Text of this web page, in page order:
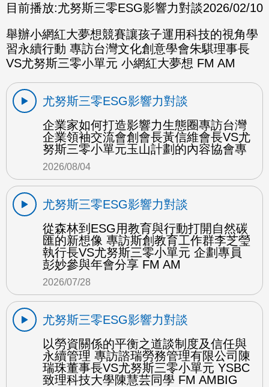
目前播放:尤努斯三零ESG影響力對談2026/02/10
舉辦小網紅大夢想競賽讓孩子運用科技的視角學
習永續行動 專訪台灣文化創意學會朱騏理事長
VS尤努斯三零小單元 小網紅大夢想 FM AM
尤努斯三零ESG影響力對談
企業家如何打造影響力生態圈專訪台灣
企業領袖交流會創會長黃信維會長VS尤
努斯三零小單元玉山計劃的內容協會專
2026/08/04
尤努斯三零ESG影響力對談
從森林到ESG用教育與行動打開自然碳
匯的新想像 專訪斯創教育工作群李芝瑩
執行長VS尤努斯三零小單元 企劃專員
彭妙參與年會分享 FM AM
2026/07/28
尤努斯三零ESG影響力對談
以勞資關係的平衡之道談制度及信任與
永續管理 專訪諮瑞勞務管理有限公司陳
瑞珠董事長VS尤努斯三零小單元 YSBC
致理科技大學陳慧芸同學 FM AMBIG